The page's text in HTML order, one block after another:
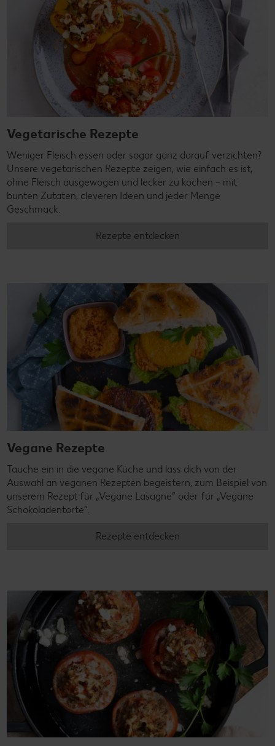
Vegetarische Rezepte
Weniger Fleisch essen oder sogar ganz darauf verzichten?
Unsere vegetarischen Rezepte zeigen, wie einfach es ist,
ohne Fleisch ausgewogen und lecker zu kochen – mit
bunten Zutaten, cleveren Ideen und jeder Menge
Geschmack.
Rezepte entdecken
Vegane Rezepte
Tauche ein in die vegane Küche und lass dich von der
Auswahl an veganen Rezepten begeistern, zum Beispiel von
unserem Rezept für „Vegane Lasagne“ oder für „Vegane
Schokoladentorte“.
Rezepte entdecken